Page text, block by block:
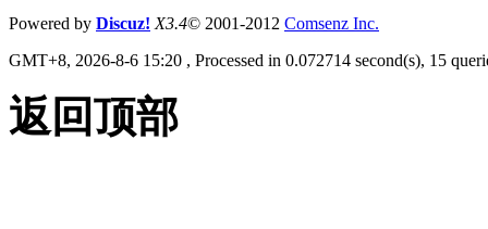
Powered by Discuz! X3.4© 2001-2012 Comsenz Inc.
GMT+8, 2026-8-6 15:20 , Processed in 0.072714 second(s), 15
返回顶部